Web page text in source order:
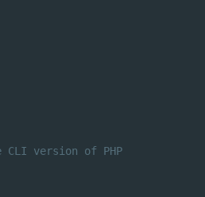
CLI version of PHP